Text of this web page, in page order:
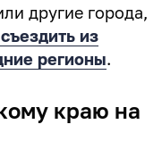
другие города,
из
регионы.
краю на